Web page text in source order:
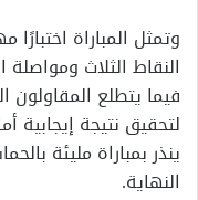
وتمثل المباراة
النقاط الثلاث ومواصلة
فيما يتطلع
لتحقيق نتيجة إيجابية
ينذر بمباراة مليئة
النهاية.